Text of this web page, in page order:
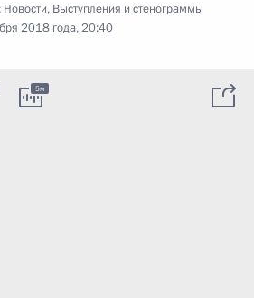
Новости, Выступления и стенограммы
2018 года, 20:40
5м